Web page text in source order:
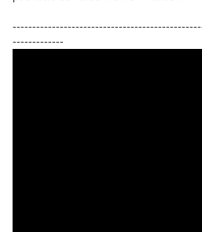
-------------